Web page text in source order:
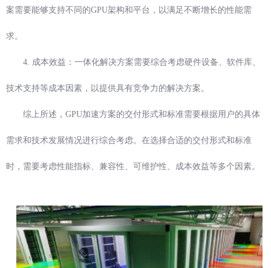
案需要能够支持不同的GPU架构和平台，以满足不断增长的性能需
求。
4. 成本效益：一体化解决方案需要综合考虑硬件设备、软件库、
技术支持等成本因素，以提供具有竞争力的解决方案。
综上所述，GPU加速方案的交付形式和标准需要根据用户的具体
需求和技术发展情况进行综合考虑。在选择合适的交付形式和标准
时，需要考虑性能指标、兼容性、可维护性、成本效益等多个因素。